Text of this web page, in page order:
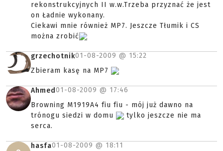
rekonstrukcyjnych II w.w.Trzeba przyznać że jest
on Ładnie wykonany.
Ciekawi mnie również MP7. Jeszcze Tłumik i CS
można zrobić
grzechotnik01-08-2009 @ 15:22
Zbieram kasę na MP7
Ahmed01-08-2009 @ 17:46
Browning M1919A4 fiu fiu - mój już dawno na
trónogu siedzi w domu
tylko jeszcze nie ma
serca.
hasfa01-08-2009 @ 18:11